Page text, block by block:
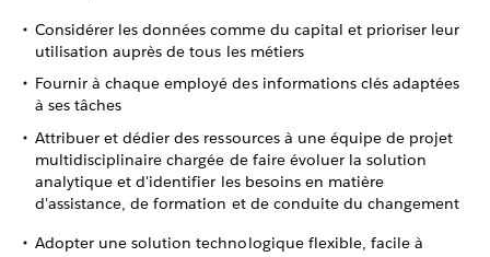
Considérer les données comme du capital et prioriser leur
utilisation auprès de tous les métiers
Fournir à chaque employé des informations clés adaptées
à ses tâches
Attribuer et dédier des ressources à une équipe de projet
multidisciplinaire chargée de faire évoluer la solution
analytique et d'identifier les besoins en matière
d'assistance, de formation et de conduite du changement
Adopter une solution technologique flexible, facile à